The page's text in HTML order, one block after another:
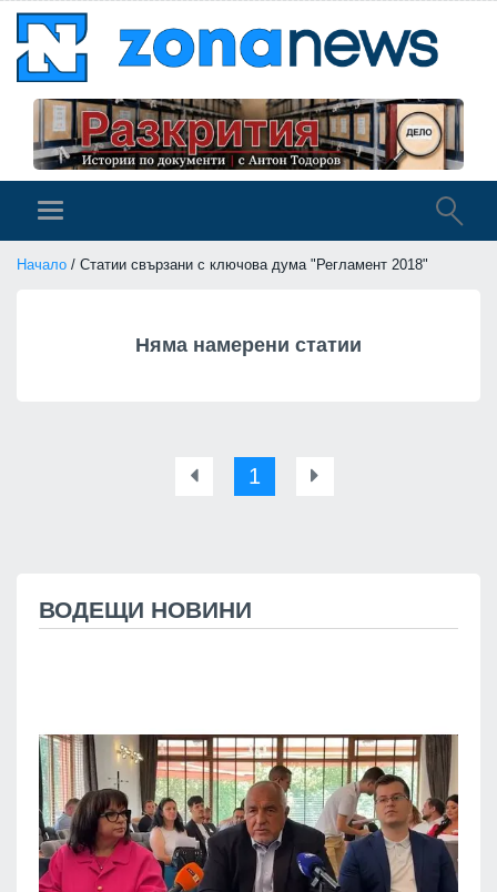
Начало / Статии свързани с ключова дума "Регламент 2018"
Няма намерени статии
1
ВОДЕЩИ НОВИНИ